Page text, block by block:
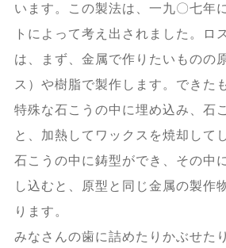
います。この製法は、一九〇七年
トによって考え出されました。ロ
は、まず、金属で作りたいものの
ス）や樹脂で製作します。できた
特殊な石こうの中に埋め込み、石
と、加熱してワックスを焼却して
石こうの中に鋳型ができ、その中
し込むと、原型と同じ金属の製作
ります。
みなさんの歯に詰めたりかぶせた